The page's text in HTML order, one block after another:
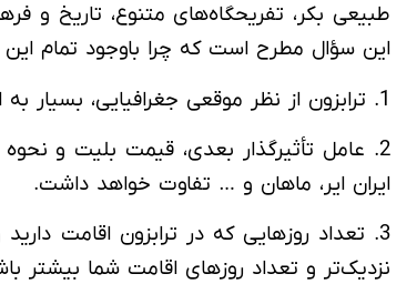
طبیعی بکر، تفریحگاه‌های متنوع، تاریخ و
این سؤال مطرح است که چرا باوجود تمام این
1. ترابزون از نظر موقعی جغرافیایی، بسیار به ایران نزدیک است؛ به دلیل همین مسافت کم، سفر با تور ترابزون، بسیار کم هزینه‌تر از سفر به استانبول است.
2. عامل تأثیرگذار بعدی، قیمت بلیت و
ایران ایر، ماهان و … تفاوت خواهد داشت.
3. تعداد روزهایی که در ترابزون اقامت
نزدیک‌تر و تعداد روزهای اقامت شما بیشتر